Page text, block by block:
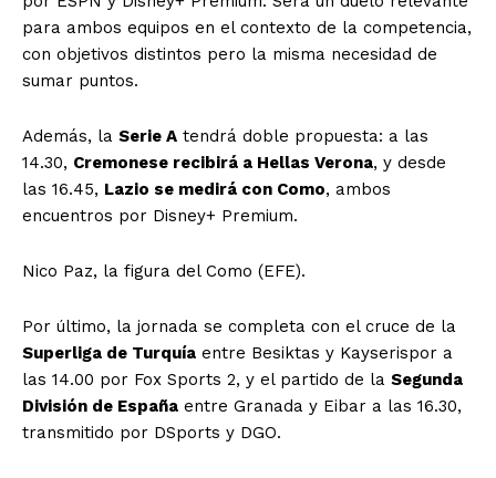
para ambos equipos en el contexto de la competencia,
con objetivos distintos pero la misma necesidad de
sumar puntos.
Además, la Serie A tendrá doble propuesta: a las
14.30, Cremonese recibirá a Hellas Verona, y desde
las 16.45, Lazio se medirá con Como, ambos
encuentros por Disney+ Premium.
Nico Paz, la figura del Como (EFE).
Por último, la jornada se completa con el cruce de la
Superliga de Turquía entre Besiktas y Kayserispor a
las 14.00 por Fox Sports 2, y el partido de la Segunda
División de España entre Granada y Eibar a las 16.30,
transmitido por DSports y DGO.